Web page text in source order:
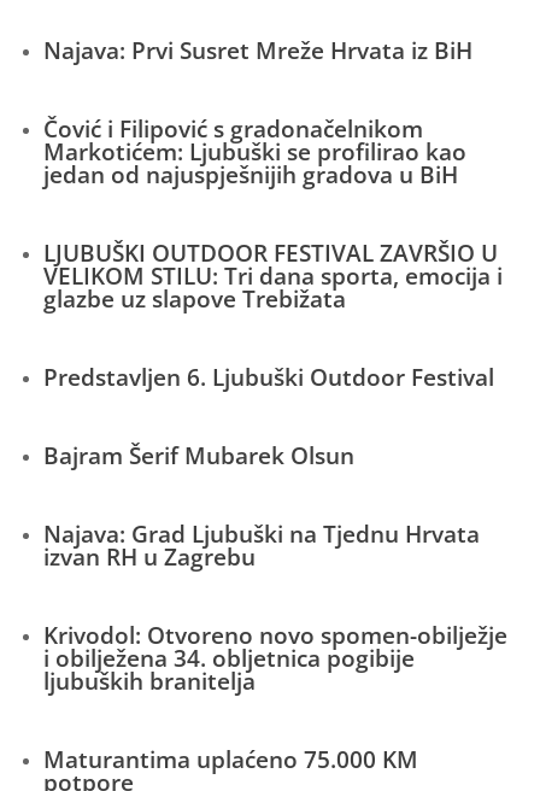
Najava: Prvi Susret Mreže Hrvata iz BiH
Čović i Filipović s gradonačelnikom
Markotićem: Ljubuški se profilirao kao
jedan od najuspješnijih gradova u BiH
LJUBUŠKI OUTDOOR FESTIVAL ZAVRŠIO U
VELIKOM STILU: Tri dana sporta, emocija i
glazbe uz slapove Trebižata
Predstavljen 6. Ljubuški Outdoor Festival
Bajram Šerif Mubarek Olsun
Najava: Grad Ljubuški na Tjednu Hrvata
izvan RH u Zagrebu
Krivodol: Otvoreno novo spomen-obilježje
i obilježena 34. obljetnica pogibije
ljubuških branitelja
Maturantima uplaćeno 75.000 KM
potpore